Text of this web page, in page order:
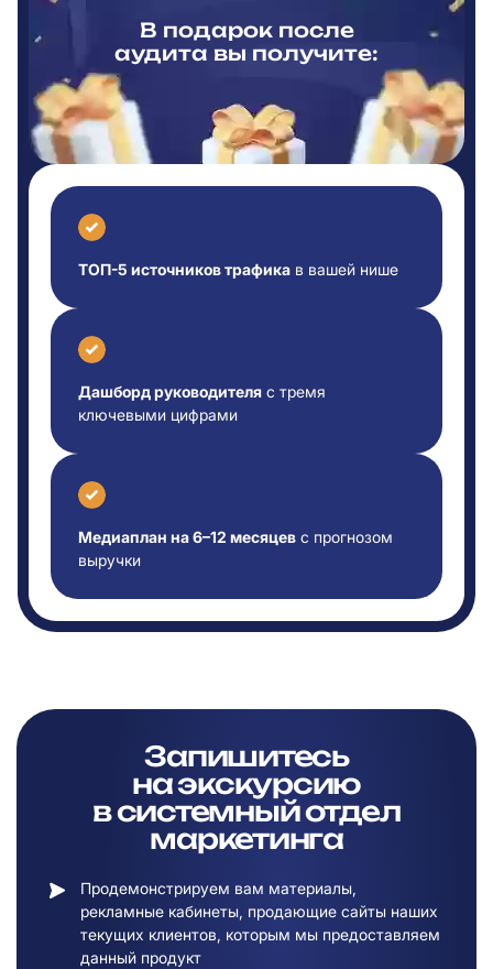
В подарок после
аудита вы получите:
ТОП-5 источников трафика в вашей нише
Дашборд руководителя с тремя
ключевыми цифрами
Медиаплан на 6–12 месяцев с прогнозом
выручки
Запишитесь
наэкскурсию
всистемный отдел
маркетинга
Продемонстрируем вам материалы,
рекламные кабинеты, продающие сайты наших
текущих клиентов, которым мы предоставляем
данный продукт